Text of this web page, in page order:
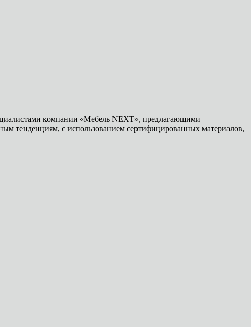
компании «Мебель NEXT», предлагающими
тенденциям, с использованием сертифицированных материалов,